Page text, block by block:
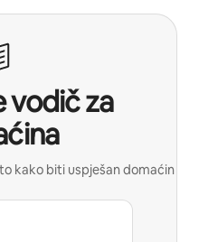
vodič za
kako biti uspješan domaćin